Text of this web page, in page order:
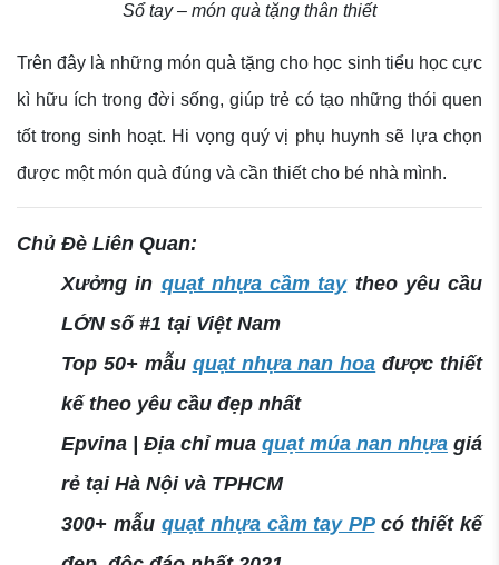
Sổ tay – món quà tặng thân thiết
Trên đây là những món quà tặng cho học sinh tiểu học cực
kì hữu ích trong đời sống, giúp trẻ có tạo những thói quen
tốt trong sinh hoạt. Hi vọng quý vị phụ huynh sẽ lựa chọn
được một món quà đúng và cần thiết cho bé nhà mình.
Chủ Đè Liên Quan:
Xưởng in quạt nhựa cầm taytheo yêu cầu
LỚN số #1 tại Việt Nam
Top 50+ mẫu quạt nhựa nan hoa được thiết
kế theo yêu cầu đẹp nhất
Epvina | Địa chỉ mua quạt múa nan nhựa giá
rẻ tại Hà Nội và TPHCM
300+ mẫu quạt nhựa cầm tay PPcó thiết kế